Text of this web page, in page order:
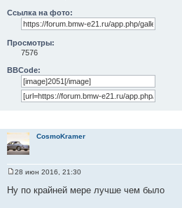
Ссылка на фото:
Просмотры:
7576
BBCode:
CosmoKramer
о
о
28 июн 2016, 21:30
Ну по крайней мере лучше чем было